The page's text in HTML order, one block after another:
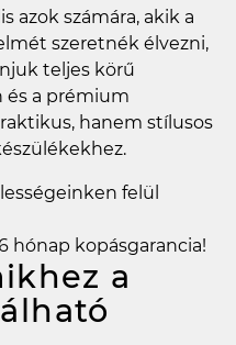
azok számára, akik a
szeretnék élvezni,
teljes körű
és a prémium
hanem stílusos
felül
hónap kopásgarancia!
a